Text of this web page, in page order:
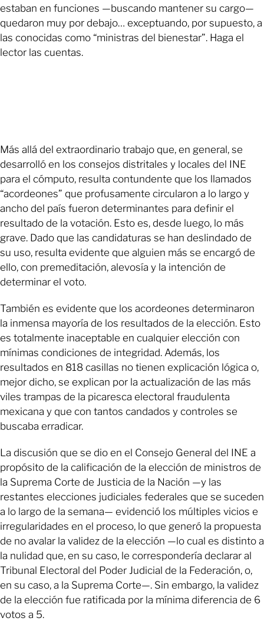
estaban en funciones —buscando mantener su cargo—
quedaron muy por debajo… exceptuando, por supuesto, a
las conocidas como “ministras del bienestar”. Haga el
lector las cuentas.
Más allá del extraordinario trabajo que, en general, se
desarrolló en los consejos distritales y locales del INE
para el cómputo, resulta contundente que los llamados
“acordeones” que profusamente circularon a lo largo y
ancho del país fueron determinantes para definir el
resultado de la votación. Esto es, desde luego, lo más
grave. Dado que las candidaturas se han deslindado de
su uso, resulta evidente que alguien más se encargó de
ello, con premeditación, alevosía y la intención de
determinar el voto.
También es evidente que los acordeones determinaron
la inmensa mayoría de los resultados de la elección. Esto
es totalmente inaceptable en cualquier elección con
mínimas condiciones de integridad. Además, los
resultados en 818 casillas no tienen explicación lógica o,
mejor dicho, se explican por la actualización de las más
viles trampas de la picaresca electoral fraudulenta
mexicana y que con tantos candados y controles se
buscaba erradicar.
La discusión que se dio en el Consejo General del INE a
propósito de la calificación de la elección de ministros de
la Suprema Corte de Justicia de la Nación —y las
restantes elecciones judiciales federales que se suceden
a lo largo de la semana— evidenció los múltiples vicios e
irregularidades en el proceso, lo que generó la propuesta
de no avalar la validez de la elección —lo cual es distinto a
la nulidad que, en su caso, le correspondería declarar al
Tribunal Electoral del Poder Judicial de la Federación, o,
en su caso, a la Suprema Corte—. Sin embargo, la validez
de la elección fue ratificada por la mínima diferencia de 6
votos a 5.